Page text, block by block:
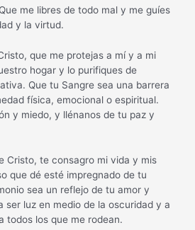
me libres de todo mal y me guíes
y la virtud.
que me protejas a mí y a mi
hogar y lo purifiques de
Que tu Sangre sea una barrera
física, emocional o espiritual.
y miedo, y llénanos de tu paz y
Cristo, te consagro mi vida y mis
que dé esté impregnado de tu
sea un reflejo de tu amor y
ser luz en medio de la oscuridad y a
todos los que me rodean.